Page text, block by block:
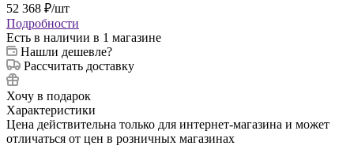
52 368 ₽/шт
Подробности
Есть в наличии в 1 магазине
Нашли дешевле?
Рассчитать доставку
Хочу в подарок
Характеристики
Цена действительна только для интернет-магазина и может
отличаться от цен в розничных магазинах